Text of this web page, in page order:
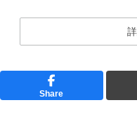
Share